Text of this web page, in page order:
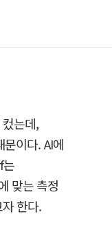
는데,
이다. AI에
는
맞는 측정
한다.